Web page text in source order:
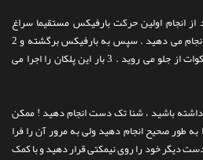
انجام اولین حرکت بارفیکس مستقیما سراغ
اسکوات ازجلو رفته و دو تکرار را انجام می دهید . سپس به بارفیکس برگشته و 2
تکرار را اجرا می کنید و مجددا اسکوات از جلو می روید . 3 بار این پلکان را اجرا می
باشید ، شنا تک دست انجام دهید ! ممکن
طور صحیح انجام دهید ولی به مرور آن را فرا
دیگر خود را روی نیمکتی قرار دهید و با کمک